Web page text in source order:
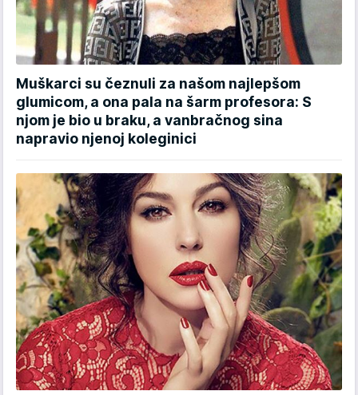
Muškarci su čeznuli za našom najlepšom
glumicom, a ona pala na šarm profesora: S
njom je bio u braku, a vanbračnog sina
napravio njenoj koleginici